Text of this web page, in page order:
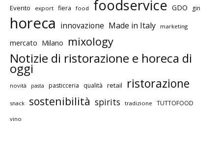
Evento export fiera food foodservice GDO gin
horeca innovazione Made in Italy marketing
mercato Milano mixology
Notizie di ristorazione e horeca di
oggi
novità pasta pasticceria qualità retail ristorazione
snack sostenibilità spirits tradizione TUTTOFOOD
vino